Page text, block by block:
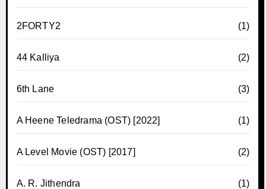
2FORTY2 (1)
44 Kalliya (2)
6th Lane (3)
A Heene Teledrama (OST) [2022] (1)
A Level Movie (OST) [2017] (2)
A. R. Jithendra (1)